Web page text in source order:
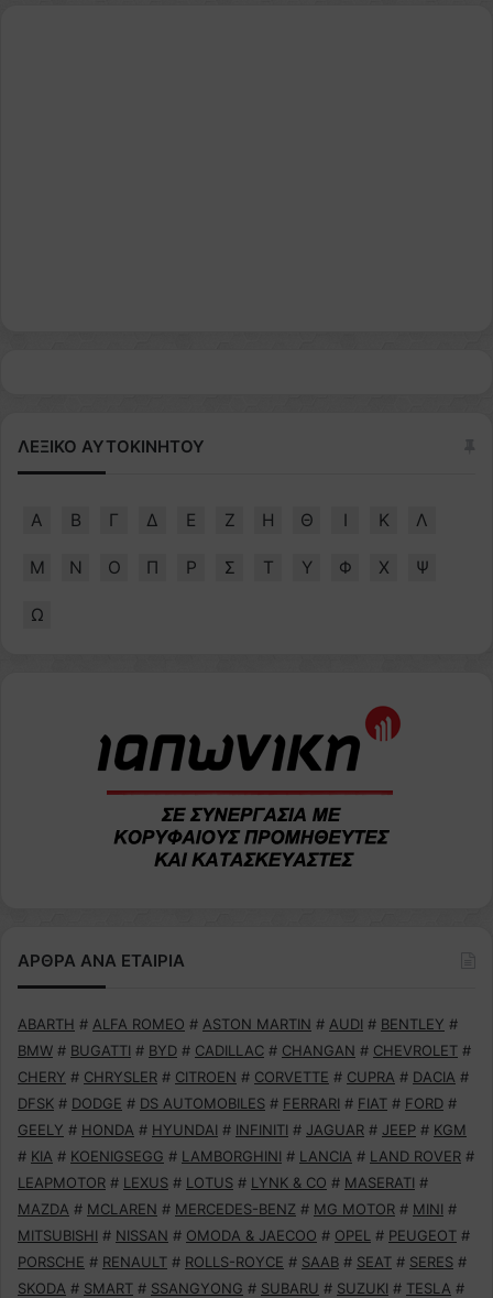
ΛΕΞΙΚΟ ΑΥΤΟΚΙΝΗΤΟΥ
Α Β Γ Δ Ε Ζ Η Θ Ι Κ Λ
Μ Ν Ο Π Ρ Σ Τ Υ Φ Χ Ψ
Ω
ΑΡΘΡΑ ΑΝΑ ΕΤΑΙΡΙΑ
ABARTH # ALFA ROMEO # ASTON MARTIN # AUDI # BENTLEY #
BMW # BUGATTI # BYD # CADILLAC # CHANGAN # CHEVROLET #
CHERY # CHRYSLER # CITROEN # CORVETTE # CUPRA # DACIA #
DFSK # DODGE # DS AUTOMOBILES # FERRARI # FIAT # FORD #
GEELY # HONDA # HYUNDAI # INFINITI # JAGUAR # JEEP # KGM
# KIA # KOENIGSEGG # LAMBORGHINI # LANCIA # LAND ROVER #
LEAPMOTOR # LEXUS # LOTUS # LYNK & CO # MASERATI #
MAZDA # MCLAREN # MERCEDES-BENZ # MG MOTOR # MINI #
MITSUBISHI # NISSAN # OMODA & JAECOO # OPEL # PEUGEOT #
PORSCHE # RENAULT # ROLLS-ROYCE # SAAB # SEAT # SERES #
SKODA # SMART # SSANGYONG # SUBARU # SUZUKI # TESLA #